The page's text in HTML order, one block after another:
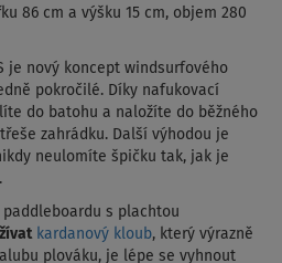
86 cm a výšku 15 cm, objem 280
je nový koncept windsurfového
pokročilé. Díky nafukovací
do batohu a naložíte do běžného
zahrádku. Další výhodou je
neulomíte špičku tak, jak je
s plachtou
kardanový kloub, který výrazně
plováku, je lépe se vyhnout